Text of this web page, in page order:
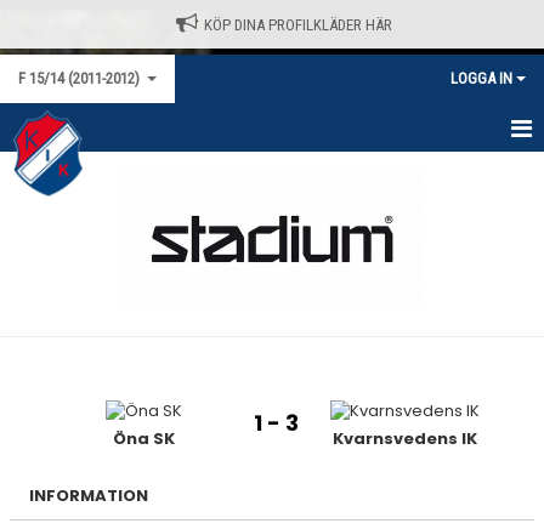
KÖP DINA PROFILKLÄDER HÄR
F 15/14 (2011-2012) LOGGA IN
HEM
DOKUMENT
Öna SK
1 - 3
Kvarnsvedens IK
INFORMATION